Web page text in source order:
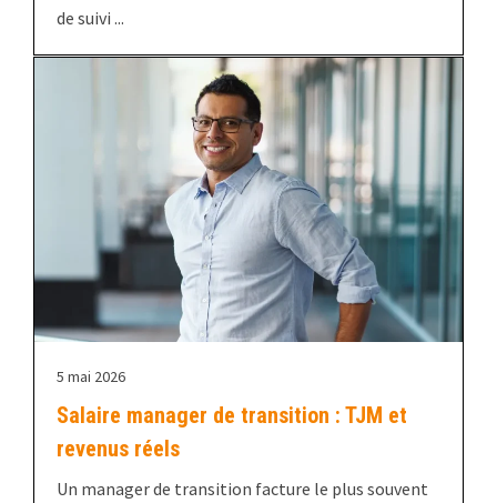
de suivi ...
5 mai 2026
Salaire manager de transition : TJM et
revenus réels
Un manager de transition facture le plus souvent